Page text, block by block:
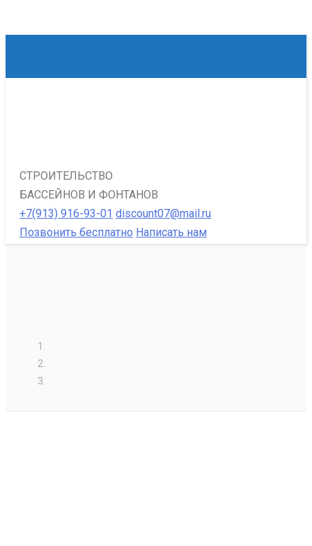
СТРОИТЕЛЬСТВО
БАССЕЙНОВ И ФОНТАНОВ
+7(913) 916-93-01 discount07@mail.ru
Позвонить бесплатно Написать нам